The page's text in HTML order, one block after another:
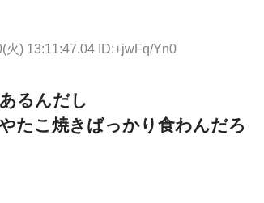
火) 13:11:47.04 ID:+jwFq/Yn0
るんだし
たこ焼きばっかり食わんだろ